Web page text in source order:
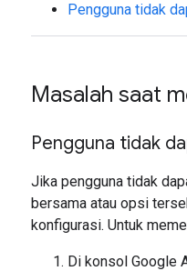
Pengguna tidak
Masalah saat
Pengguna tidak
Jika pengguna tidak
bersama atau opsi
konfigurasi. Untuk
Di konsol Google